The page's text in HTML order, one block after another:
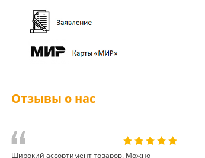
Отзывы о нас
Широкий ассортимент товаров. Можно